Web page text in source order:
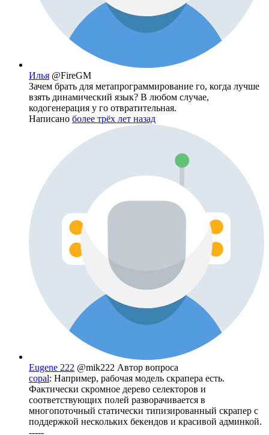
Илья @FireGM
Зачем брать для метапрограммирование го, когда лучше
взять динамический язык? В любом случае,
кодогенерация у го отвратительная.
Написано более трёх лет назад
Eugene 222 @mik222 Автор вопроса
copal: Например, рабочая модель скрапера есть.
Фактически скромное дерево селекторов и
соответствующих полей разворачивается в
многопоточный статически типизированный скрапер с
поддержкой нескольких бекендов и красивой админкой.
-----